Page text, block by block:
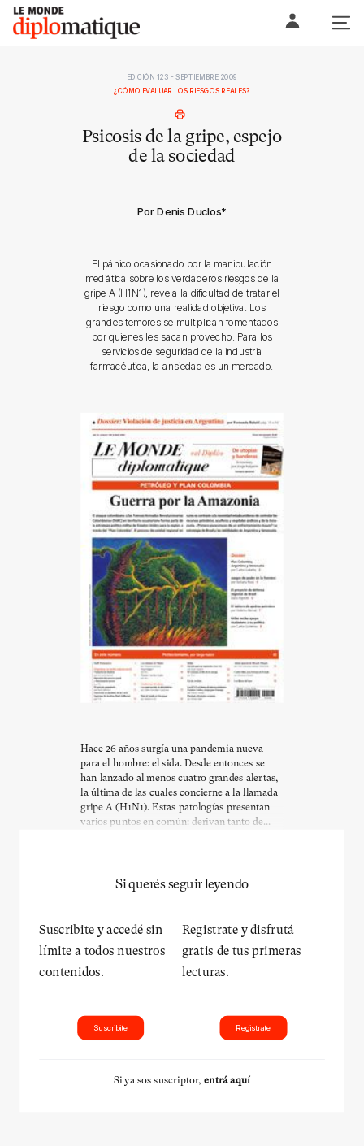
Skip
content
Le monde diplomatique
EDICIÓN 123 - SEPTIEMBRE 2009
¿CÓMO EVALUAR LOS RIESGOS REALES?
Psicosis de la gripe, espejo
de la sociedad
Por Denis Duclos*
El pánico ocasionado por la manipulación
mediática sobre los verdaderos riesgos de la
gripe A (H1N1), revela la dificultad de tratar el
riesgo como una realidad objetiva. Los
grandes temores se multiplican fomentados
por quienes les sacan provecho. Para los
servicios de seguridad de la industria
farmacéutica, la ansiedad es un mercado.
Hace 26 años surgía una pandemia nueva
para el hombre: el sida. Desde entonces se
han lanzado al menos cuatro grandes alertas,
la última de las cuales concierne a la llamada
gripe A (H1N1). Estas patologías presentan
varios puntos en común: derivan tanto de...
Si querés seguir leyendo
Suscribite y accedé sin
límite a todos nuestros
contenidos.
Suscribite
Registrate y disfrutá
gratis de tus primeras
lecturas.
Registrate
Si ya sos suscriptor, entrá aquí